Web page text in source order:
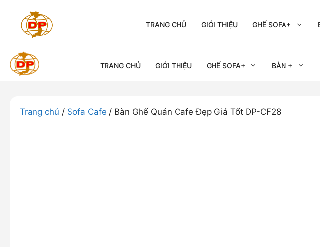
TRANG CHỦ GIỚI THIỆU GHẾ SOFA+
TRANG CHỦ GIỚI THIỆU GHẾ SOFA+ BÀN +
Trang chủ / Sofa Cafe / Bàn Ghế Quán Cafe Đẹp Giá Tốt DP-CF28